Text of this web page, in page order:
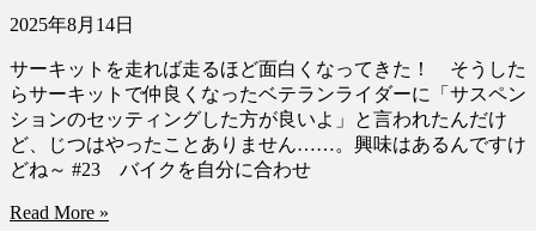
2025年8月14日
サーキットを走れば走るほど面白くなってきた！ そうした
らサーキットで仲良くなったベテランライダーに「サスペン
ションのセッティングした方が良いよ」と言われたんだけ
ど、じつはやったことありません……。興味はあるんですけ
どね～ #23 バイクを自分に合わせ
Read More »